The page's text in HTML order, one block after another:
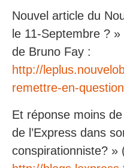
Nouvel article du
le 11-Septembre ?
de Bruno Fay :
http://
remettre-en-
Et réponse moins
de l’Express dans
conspirationniste? »